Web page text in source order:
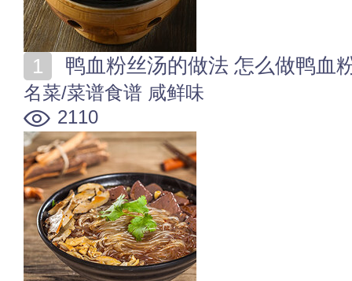
鸭血粉丝汤的做法 怎么做鸭血
名菜/菜谱食谱 咸鲜味
2110